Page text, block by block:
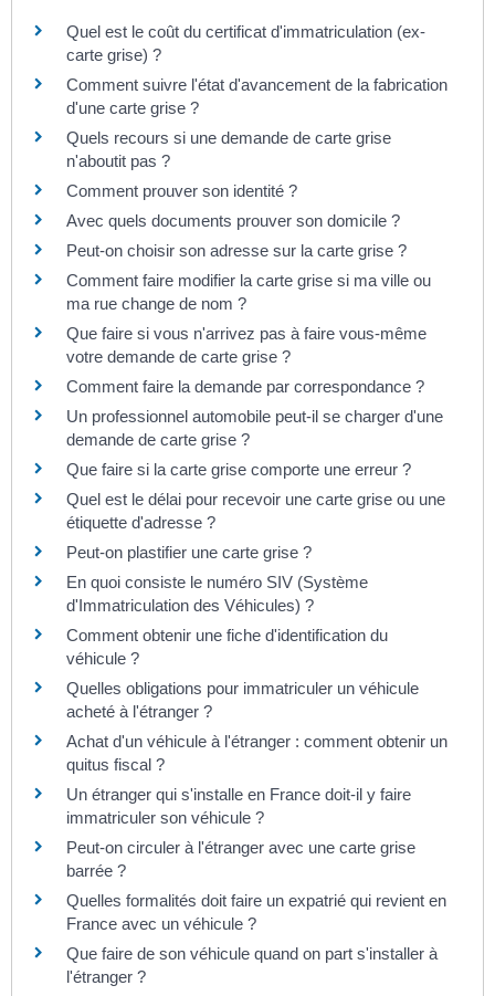
Quel est le coût du certificat d'immatriculation (ex-
carte grise) ?
Comment suivre l'état d'avancement de la fabrication
d'une carte grise ?
Quels recours si une demande de carte grise
n'aboutit pas ?
Comment prouver son identité ?
Avec quels documents prouver son domicile ?
Peut-on choisir son adresse sur la carte grise ?
Comment faire modifier la carte grise si ma ville ou
ma rue change de nom ?
Que faire si vous n'arrivez pas à faire vous-même
votre demande de carte grise ?
Comment faire la demande par correspondance ?
Un professionnel automobile peut-il se charger d'une
demande de carte grise ?
Que faire si la carte grise comporte une erreur ?
Quel est le délai pour recevoir une carte grise ou une
étiquette d'adresse ?
Peut-on plastifier une carte grise ?
En quoi consiste le numéro SIV (Système
d'Immatriculation des Véhicules) ?
Comment obtenir une fiche d'identification du
véhicule ?
Quelles obligations pour immatriculer un véhicule
acheté à l'étranger ?
Achat d'un véhicule à l'étranger : comment obtenir un
quitus fiscal ?
Un étranger qui s'installe en France doit-il y faire
immatriculer son véhicule ?
Peut-on circuler à l'étranger avec une carte grise
barrée ?
Quelles formalités doit faire un expatrié qui revient en
France avec un véhicule ?
Que faire de son véhicule quand on part s'installer à
l'étranger ?